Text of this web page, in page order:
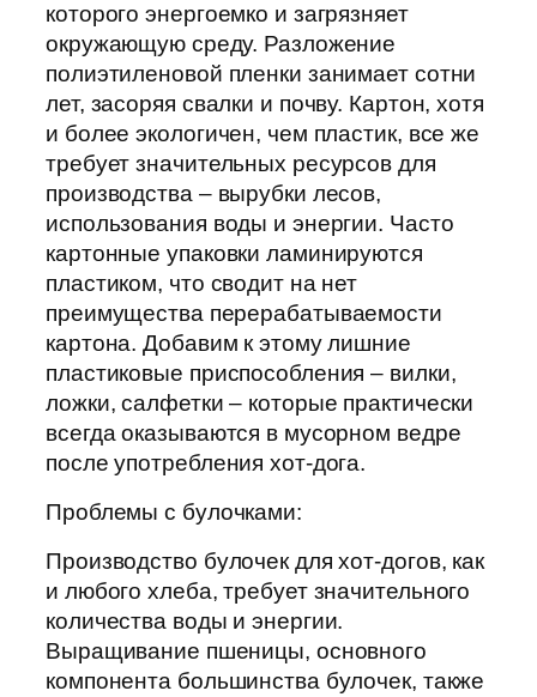
которого энергоемко и загрязняет
окружающую среду. Разложение
полиэтиленовой пленки занимает сотни
лет, засоряя свалки и почву. Картон, хотя
и более экологичен, чем пластик, все же
требует значительных ресурсов для
производства – вырубки лесов,
использования воды и энергии. Часто
картонные упаковки ламинируются
пластиком, что сводит на нет
преимущества перерабатываемости
картона. Добавим к этому лишние
пластиковые приспособления – вилки,
ложки, салфетки – которые практически
всегда оказываются в мусорном ведре
после употребления хот-дога.
Проблемы с булочками:
Производство булочек для хот-догов, как
и любого хлеба, требует значительного
количества воды и энергии.
Выращивание пшеницы, основного
компонента большинства булочек, также